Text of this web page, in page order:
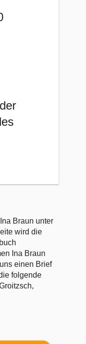
Braun unter
wird die
Ina Braun
einen Brief
folgende